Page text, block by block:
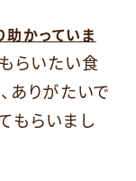
助かっていま
らいたい食
ありがたいで
もらいまし